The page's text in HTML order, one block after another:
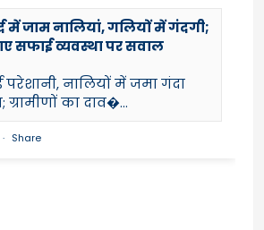
में जाम नालियां, गलियों में गंदगी;
सफाई व्यवस्था पर सवाल
परेशानी, नालियों में जमा गंदा
का दाव�...
· Share